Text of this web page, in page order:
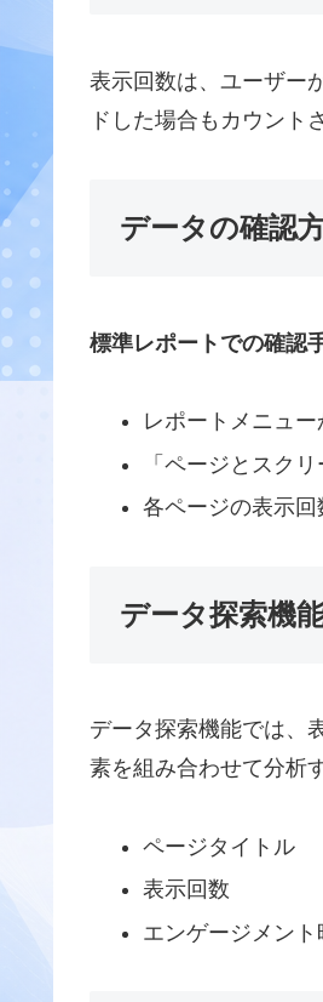
表示回数は、ユーザー
ドした場合もカウント
データの確認
標準レポートでの確認
レポートメニュ
「ページとスク
各ページの表示回
データ探索機
データ探索機能では、
素を組み合わせて分析
ページタイトル
表示回数
エンゲージメント